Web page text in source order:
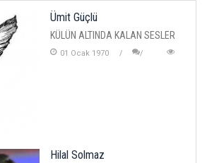
Ümit Güçlü
KÜLÜN ALTINDA KALAN SESLER
01 Ocak 1970
Hilal Solmaz